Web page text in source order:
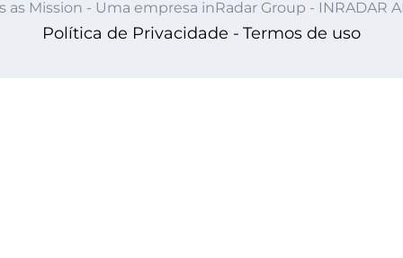
as Mission - Uma empresa inRadar Group - INRADAR
Política de Privacidade - Termos de uso